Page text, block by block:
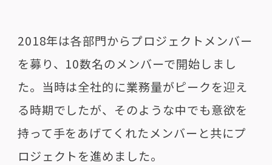
2018年は各部門からプロジェクトメンバー
を募り、10数名のメンバーで開始しまし
た。当時は全社的に業務量がピークを迎え
る時期でしたが、そのような中でも意欲を
持って手をあげてくれたメンバーと共にプ
ロジェクトを進めました。